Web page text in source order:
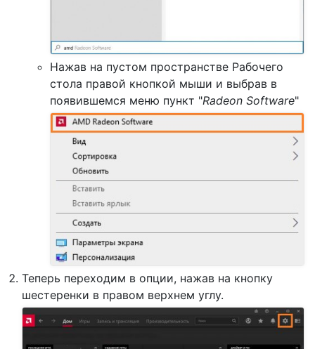
Нажав на пустом пространстве Рабочего
стола правой кнопкой мыши и выбрав в
появившемся меню пункт "Radeon Software"
Теперь переходим в опции, нажав на кнопку
шестеренки в правом верхнем углу.